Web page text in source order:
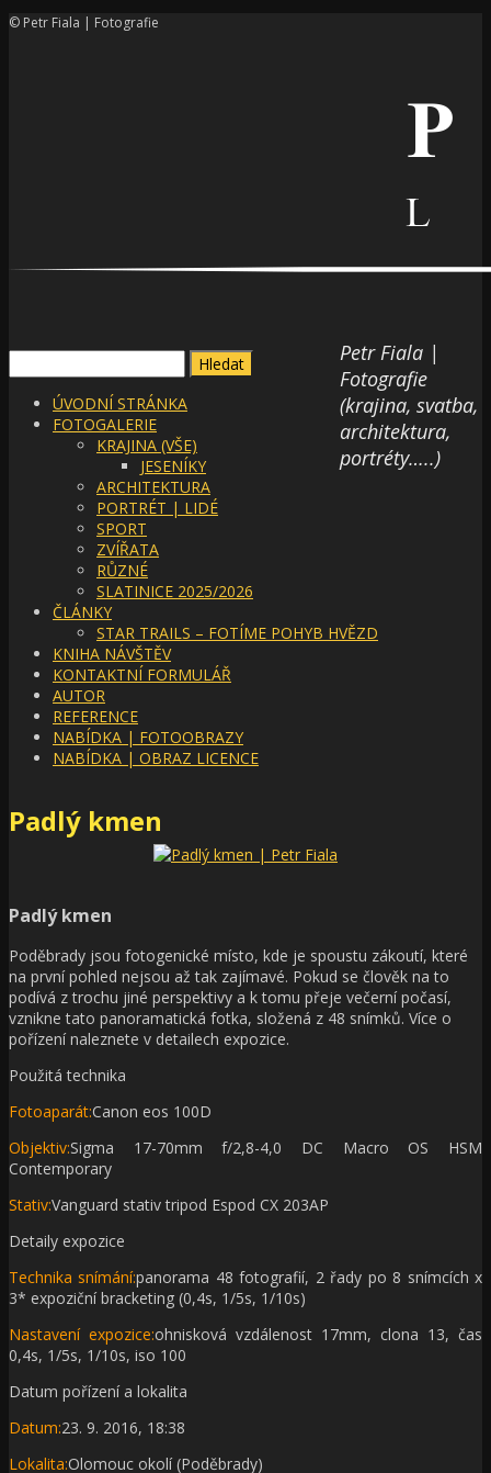
© Petr Fiala | Fotografie
Petr Fiala |
Fotografie
(krajina, svatba,
architektura,
portréty…..)
ÚVODNÍ STRÁNKA
FOTOGALERIE
KRAJINA (VŠE)
JESENÍKY
ARCHITEKTURA
PORTRÉT | LIDÉ
SPORT
ZVÍŘATA
RŮZNÉ
SLATINICE 2025/2026
ČLÁNKY
STAR TRAILS – FOTÍME POHYB HVĚZD
KNIHA NÁVŠTĚV
KONTAKTNÍ FORMULÁŘ
AUTOR
REFERENCE
NABÍDKA | FOTOOBRAZY
NABÍDKA | OBRAZ LICENCE
Padlý kmen
Padlý kmen
Poděbrady jsou fotogenické místo, kde je spoustu zákoutí, které
na první pohled nejsou až tak zajímavé. Pokud se člověk na to
podívá z trochu jiné perspektivy a k tomu přeje večerní počasí,
vznikne tato panoramatická fotka, složená z 48 snímků. Více o
pořízení naleznete v detailech expozice.
Použitá technika
Fotoaparát:Canon eos 100D
Objektiv:Sigma 17-70mm f/2,8-4,0 DC Macro OS HSM
Contemporary
Stativ:Vanguard stativ tripod Espod CX 203AP
Detaily expozice
Technika snímání:panorama 48 fotografií, 2 řady po 8 snímcích x
3* expoziční bracketing (0,4s, 1/5s, 1/10s)
Nastavení expozice:ohnisková vzdálenost 17mm, clona 13, čas
0,4s, 1/5s, 1/10s, iso 100
Datum pořízení a lokalita
Datum:23. 9. 2016, 18:38
Lokalita:Olomouc okolí (Poděbrady)